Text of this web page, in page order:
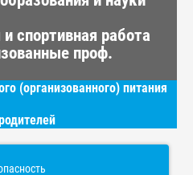
спортивная работа
проф.
(организованного) питания